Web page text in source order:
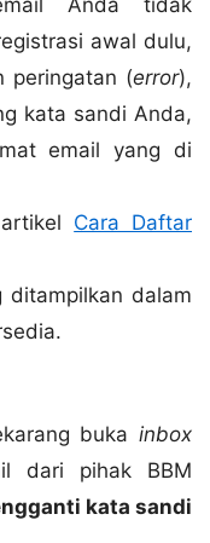
awal dulu,
peringatan (error),
kata sandi Anda,
email yang di
Cara Daftar
ditampilkan dalam
buka inbox
dari pihak BBM
kata sandi